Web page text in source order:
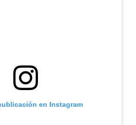
en Instagram